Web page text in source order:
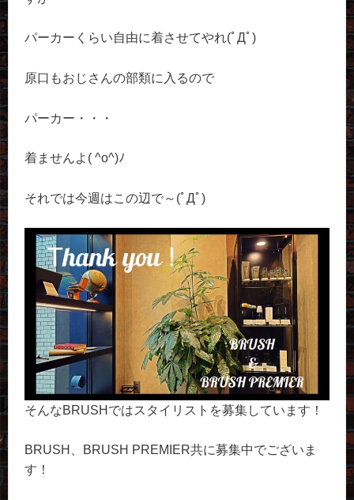
パーカーくらい自由に着させてやれ(ﾟДﾟ)
原口もおじさんの部類に入るので
パーカー・・・
着ませんよ( ^o^)ﾉ
それでは今週はこの辺で～(ﾟДﾟ)
そんなBRUSHではスタイリストを募集しています！
BRUSH、BRUSH PREMIER共に募集中でございま
す！